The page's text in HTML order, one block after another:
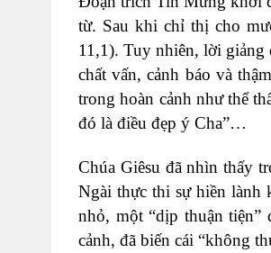
từ. Sau khi chỉ thị cho
11,1). Tuy nhiên, lời giảng
chất vấn, cảnh báo và
trong hoàn cảnh như thể
đó là điều đẹp ý Cha”…
Chúa Giêsu đã nhìn thấy
Ngài thực thi sự hiền lành
nhỏ, một “dịp thuận
cảnh, đã biến cái “không